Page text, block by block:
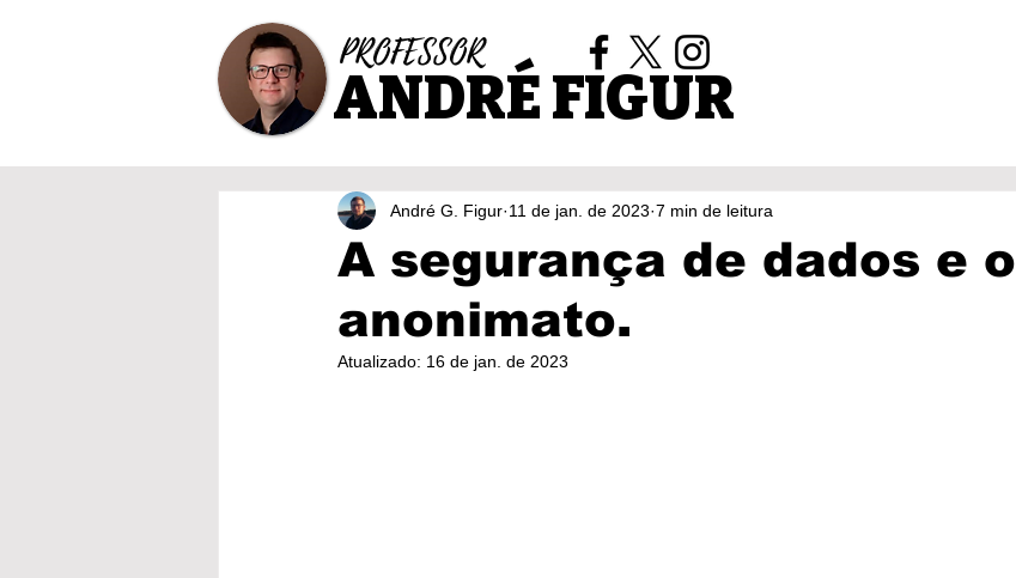
ANDRÉ FIGUR
PROFESSOR
A segurança de dados e o
anonimato.
André G. Figur 11 de jan. de 2023 7 min de leitura
Atualizado: 16 de jan. de 2023